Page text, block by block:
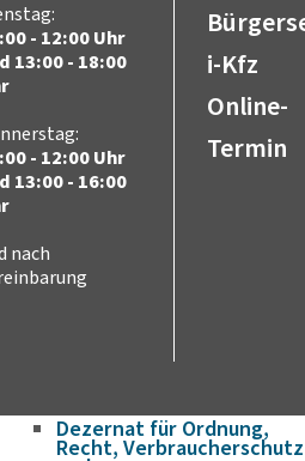
Historie
Verwaltungsgeschichte
Europaarbeit im Landkreis
Dahme-Spreewald
Projekte im Bereich
Wirtschaft & Arbeit
Verwaltung
Dezernat für Finanzen,
Dezernat für Ordnung,
Recht, Verbraucherschutz
- 12:00 Uhr
13:00 - 18:00
- 12:00 Uhr
13:00 - 16:00
nach
i-Kfz
Online-
Termin